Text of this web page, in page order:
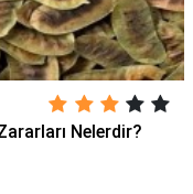
Nelerdir?